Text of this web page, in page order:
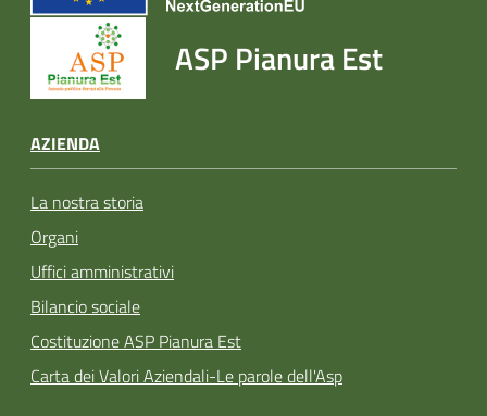
ASP Pianura Est
AZIENDA
La nostra storia
Organi
Uffici amministrativi
Bilancio sociale
Costituzione ASP Pianura Est
Carta dei Valori Aziendali-Le parole dell'Asp